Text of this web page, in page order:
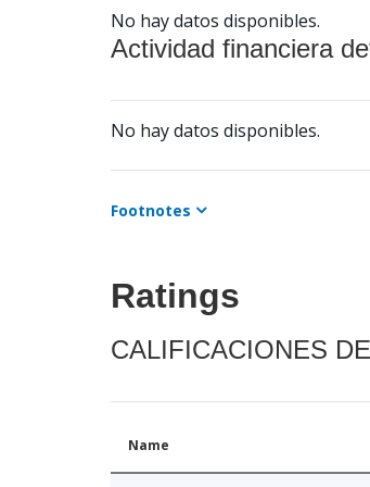
No hay datos disponibles.
Actividad financiera
No hay datos disponibles.
Footnotes
Ratings
CALIFICACIONES
Name